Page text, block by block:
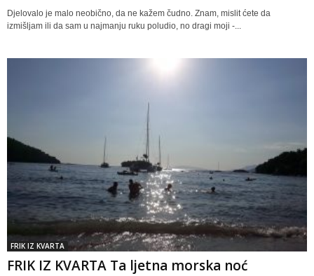
Djelovalo je malo neobično, da ne kažem čudno. Znam, mislit ćete da
izmišljam ili da sam u najmanju ruku poludio, no dragi moji -...
FRIK IZ KVARTA
FRIK IZ KVARTA Ta ljetna morska noć